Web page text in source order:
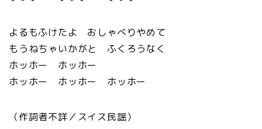
よるもふけたよ おしゃべりやめて
もうねちゃいかがと ふくろうなく
ホッホー ホッホー
ホッホー ホッホー ホッホー
（作詞者不詳／スイス民謡）